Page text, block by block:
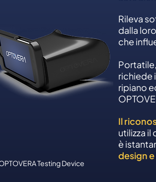
Testing Device
Rileva
dalla
che
richiede
ripiano
Il
utilizza il
è
design